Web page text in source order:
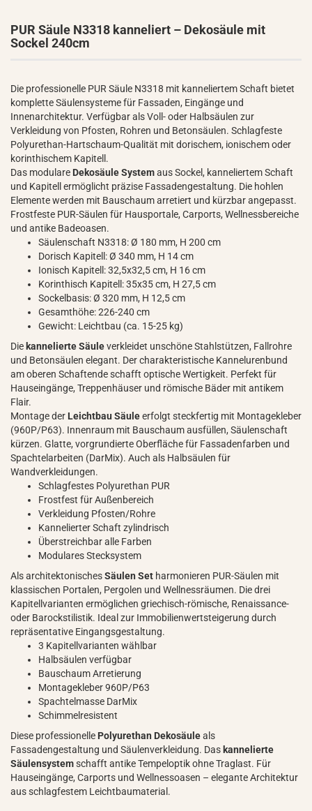
PUR Säule N3318 kanneliert – Dekosäule mit
Sockel 240cm
Die professionelle PUR Säule N3318 mit kanneliertem Schaft bietet
komplette Säulensysteme für Fassaden, Eingänge und
Innenarchitektur. Verfügbar als Voll- oder Halbsäulen zur
Verkleidung von Pfosten, Rohren und Betonsäulen. Schlagfeste
Polyurethan-Hartschaum-Qualität mit dorischem, ionischem oder
korinthischem Kapitell.
Das modulare Dekosäule Systemaus Sockel, kanneliertem Schaft
und Kapitell ermöglicht präzise Fassadengestaltung. Die hohlen
Elemente werden mit Bauschaum arretiert und kürzbar angepasst.
Frostfeste PUR-Säulen für Hausportale, Carports, Wellnessbereiche
und antike Badeoasen.
Säulenschaft N3318: Ø 180 mm, H 200 cm
Dorisch Kapitell: Ø 340 mm, H 14 cm
Ionisch Kapitell: 32,5x32,5 cm, H 16 cm
Korinthisch Kapitell: 35x35 cm, H 27,5 cm
Sockelbasis: Ø 320 mm, H 12,5 cm
Gesamthöhe: 226-240 cm
Gewicht: Leichtbau (ca. 15-25 kg)
Die kannelierte Säuleverkleidet unschöne Stahlstützen, Fallrohre
und Betonsäulen elegant. Der charakteristische Kannelurenbund
am oberen Schaftende schafft optische Wertigkeit. Perfekt für
Hauseingänge, Treppenhäuser und römische Bäder mit antikem
Flair.
Montage der Leichtbau Säuleerfolgt steckfertig mit Montagekleber
(960P/P63). Innenraum mit Bauschaum ausfüllen, Säulenschaft
kürzen. Glatte, vorgrundierte Oberfläche für Fassadenfarben und
Spachtelarbeiten (DarMix). Auch als Halbsäulen für
Wandverkleidungen.
Schlagfestes Polyurethan PUR
Frostfest für Außenbereich
Verkleidung Pfosten/Rohre
Kannelierter Schaft zylindrisch
Überstreichbar alle Farben
Modulares Stecksystem
Als architektonischesSäulen Set harmonieren PUR-Säulen mit
klassischen Portalen, Pergolen und Wellnessräumen. Die drei
Kapitellvarianten ermöglichen griechisch-römische, Renaissance-
oder Barockstilistik. Ideal zur Immobilienwertsteigerung durch
repräsentative Eingangsgestaltung.
3 Kapitellvarianten wählbar
Halbsäulen verfügbar
Bauschaum Arretierung
Montagekleber 960P/P63
Spachtelmasse DarMix
Schimmelresistent
Diese professionelle Polyurethan Dekosäuleals
Fassadengestaltung und Säulenverkleidung. Das kannelierte
Säulensystemschafft antike Tempeloptik ohne Traglast. Für
Hauseingänge, Carports und Wellnessoasen – elegante Architektur
aus schlagfestem Leichtbaumaterial.